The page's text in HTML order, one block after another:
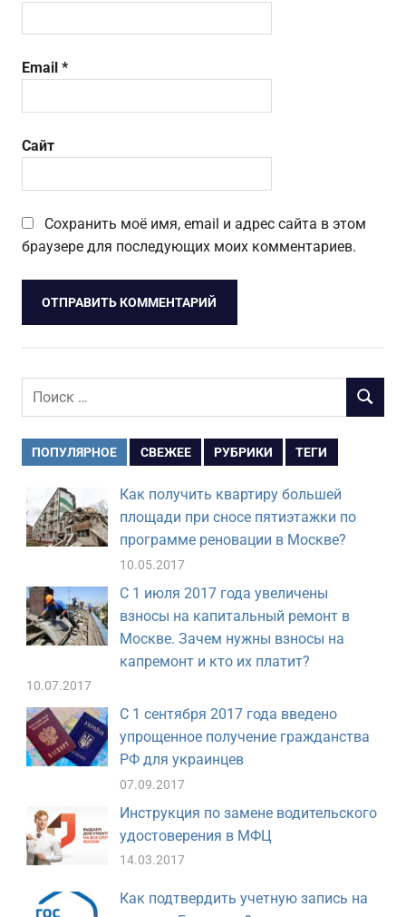
Email *
Сайт
Сохранить моё имя, email и адрес сайта в этом
браузере для последующих моих комментариев.
Поиск
ПОИСК
ПОПУЛЯРНОЕ СВЕЖЕЕ РУБРИКИ ТЕГИ
Как получить квартиру большей
площади при сносе пятиэтажки по
программе реновации в Москве?
10.05.2017
С 1 июля 2017 года увеличены
взносы на капитальный ремонт в
Москве. Зачем нужны взносы на
капремонт и кто их платит?
10.07.2017
С 1 сентября 2017 года введено
упрощенное получение гражданства
РФ для украинцев
07.09.2017
Инструкция по замене водительского
удостоверения в МФЦ
14.03.2017
Как подтвердить учетную запись на